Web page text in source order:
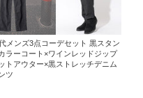
メンズ3点コーデセット 黒スタン
ラーコート×ワインレッドジップ
トアウター×黒ストレッチデニム
ツ